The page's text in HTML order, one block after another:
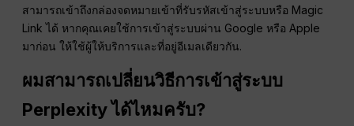
สามารถเข้าถึงกล่องจดหมายเข้าที่รับรหัสเข้าสู่ระบบหรือ Magic
Link ได้ หากคุณเคยใช้การเข้าสู่ระบบผ่าน Google หรือ Apple
มาก่อน ให้ใช้ผู้ให้บริการและที่อยู่อีเมลเดียวกัน.
ผมสามารถเปลี่ยนวิธีการเข้าสู่ระบบ
Perplexity ได้ไหมครับ?